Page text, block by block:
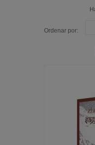
Ordenar por: